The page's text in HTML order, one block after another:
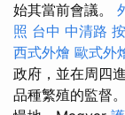
始其當前會議。
照 台中 中清路
西式外燴 歐式外
政府，並在周四
品種繁殖的監督。